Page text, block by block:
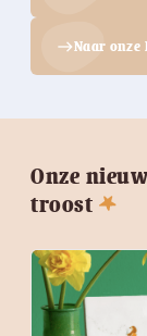
eastNaar onze
Onze
troost